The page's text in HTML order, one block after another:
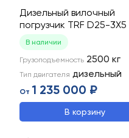
Дизельный вилочный
погрузчик TRF D25-3X5
В наличии
Грузоподъемность 2500 кг
Тип двигателя дизельный
От 1 235 000 ₽
В корзину